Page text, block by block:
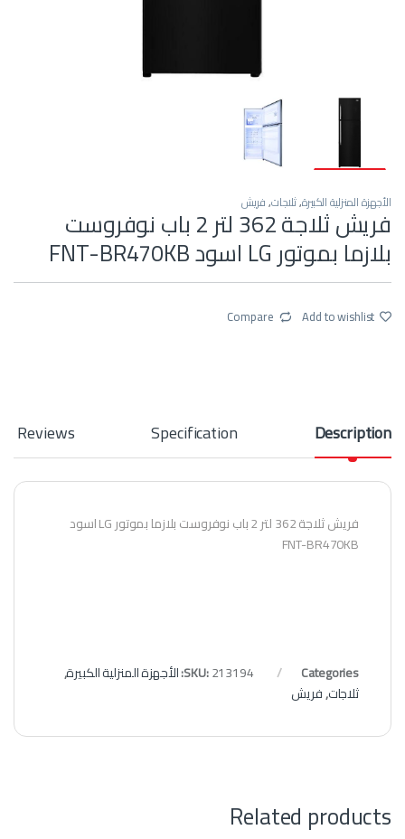
الأجهزة المنزلية الكبيرة,ثلاجات,فريش
فريش ثلاجة 362 لتر 2 باب نوفروست
بلازما بموتور LG اسود FNT-BR470KB
Add to wishlist
Compare
Description
Specification
Reviews
فريش ثلاجة 362 لتر 2 باب نوفروست بلازما بموتور LG اسود
FNT-BR470KB
SKU:213194 Categories: الأجهزة المنزلية الكبيرة,
ثلاجات,فريش
Related products